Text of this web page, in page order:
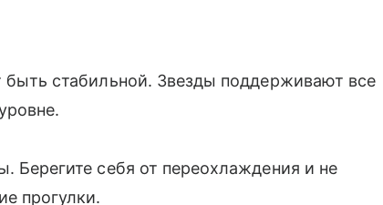
стабильной. Звезды поддерживают все
себя от переохлаждения и не
прогулки.